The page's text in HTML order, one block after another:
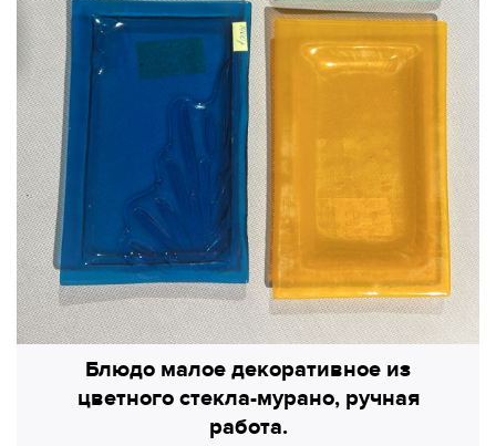
Блюдо малое декоративное из
цветного стекла-мурано, ручная
работа.